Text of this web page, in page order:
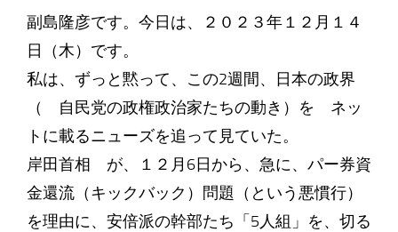
副島隆彦です。今日は、２０２３年１２月１４
日（木）です。
私は、ずっと黙って、この2週間、日本の政界
（ 自民党の政権政治家たちの動き）を ネッ
トに載るニューズを追って見ていた。
岸田首相 が、１２月6日から、急に、パー券資
金還流（キックバック）問題（という悪慣行）
を理由に、安倍派の幹部たち「5人組」を、切る